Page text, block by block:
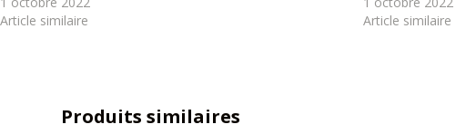
Article similaire
Article similaire
Produits similaires